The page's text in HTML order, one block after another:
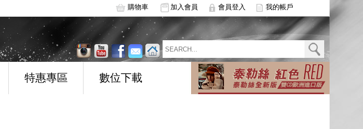
購物車 加入會員 會員登入 我的帳戶
特惠專區 數位下載